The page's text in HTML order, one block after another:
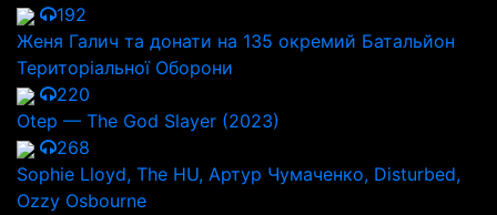
192
Женя Галич та донати на 135 окремий Батальйон
Територіальної Оборони
220
Otep — The God Slayer (2023)
268
Sophie Lloyd, The HU, Артур Чумаченко, Disturbed,
Ozzy Osbourne